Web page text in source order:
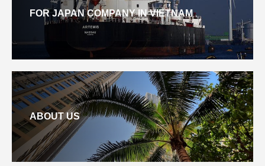
FOR JAPAN COMPANY IN VIETNAM
ABOUT US